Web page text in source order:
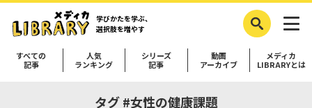
学びかたを学ぶ、
選択肢を増やす
すべての
記事
人気
ランキング
シリーズ
記事
動画
アーカイブ
メディカ
LIBRARYとは
タグ #女性の健康課題